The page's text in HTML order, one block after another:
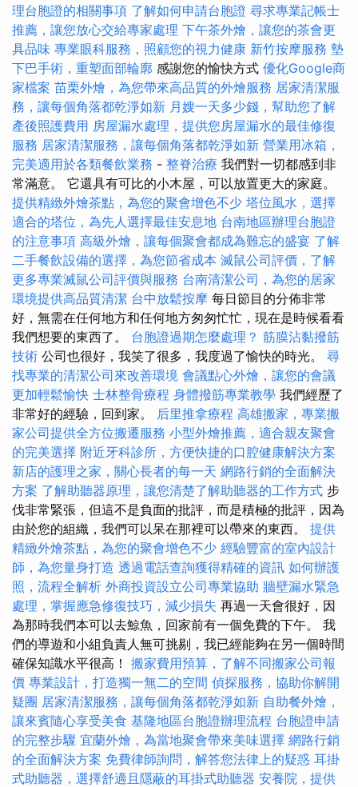
理台胞證的相關事項 了解如何申請台胞證 尋求專業記帳士
推薦，讓您放心交給專家處理 下午茶外燴，讓您的茶會更
具品味 專業眼科服務，照顧您的視力健康 新竹按摩服務 墊
下巴手術，重塑面部輪廓 感謝您的愉快方式 優化Google商
家檔案 苗栗外燴，為您帶來高品質的外燴服務 居家清潔服
務，讓每個角落都乾淨如新 月嫂一天多少錢，幫助您了解
產後照護費用 房屋漏水處理，提供您房屋漏水的最佳修復
服務 居家清潔服務，讓每個角落都乾淨如新 營業用冰箱，
完美適用於各類餐飲業務 - 整脊治療 我們對一切都感到非
常滿意。 它還具有可比的小木屋，可以放置更大的家庭。
提供精緻外燴茶點，為您的聚會增色不少 塔位風水，選擇
適合的塔位，為先人選擇最佳安息地 台南地區辦理台胞證
的注意事項 高級外燴，讓每個聚會都成為難忘的盛宴 了解
二手餐飲設備的選擇，為您節省成本 滅鼠公司評價，了解
更多專業滅鼠公司評價與服務 台南清潔公司，為您的居家
環境提供高品質清潔 台中放鬆按摩 每日節目的分佈非常
好，無需在任何地方和任何地方匆匆忙忙，現在是時候看看
我們想要的東西了。 台胞證過期怎麼處理？ 筋膜沾黏撥筋
技術 公司也很好，我笑了很多，我度過了愉快的時光。 尋
找專業的清潔公司來改善環境 會議點心外燴，讓您的會議
更加輕鬆愉快 士林整骨療程 身體撥筋專業教學 我們經歷了
非常好的經驗，回到家。 后里推拿療程 高雄搬家，專業搬
家公司提供全方位搬遷服務 小型外燴推薦，適合親友聚會
的完美選擇 附近牙科診所，方便快捷的口腔健康解決方案
新店的護理之家，關心長者的每一天 網路行銷的全面解決
方案 了解助聽器原理，讓您清楚了解助聽器的工作方式 步
伐非常緊張，但這不是負面的批評，而是積極的批評，因為
由於您的組織，我們可以呆在那裡可以帶來的東西。 提供
精緻外燴茶點，為您的聚會增色不少 經驗豐富的室內設計
師，為您量身打造 透過電話查詢獲得精確的資訊 如何辦護
照，流程全解析 外商投資設立公司專業協助 牆壁漏水緊急
處理，掌握應急修復技巧，減少損失 再過一天會很好，因
為那時我們本可以去鯨魚，回家前有一個免費的下午。 我
們的導遊和小組負責人無可挑剔，我已經能夠在另一個時間
確保知識水平很高！ 搬家費用預算，了解不同搬家公司報
價 專業設計，打造獨一無二的空間 偵探服務，協助你解開
疑團 居家清潔服務，讓每個角落都乾淨如新 自助餐外燴，
讓來賓隨心享受美食 基隆地區台胞證辦理流程 台胞證申請
的完整步驟 宜蘭外燴，為當地聚會帶來美味選擇 網路行銷
的全面解決方案 免費律師詢問，解答您法律上的疑惑 耳掛
式助聽器，選擇舒適且隱蔽的耳掛式助聽器 安養院，提供